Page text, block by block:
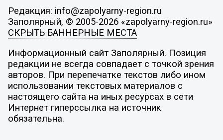
Редакция: info@zapolyarny-region.ru
Заполярный, © 2005-2026 «zapolyarny-region.ru»
СКРЫТЬ БАННЕРНЫЕ МЕСТА
Информационный сайт Заполярный. Позиция
редакции не всегда совпадает с точкой зрения
авторов. При перепечатке текстов либо ином
использовании текстовых материалов с
настоящего сайта на иных ресурсах в сети
Интернет гиперссылка на источник
обязательна.